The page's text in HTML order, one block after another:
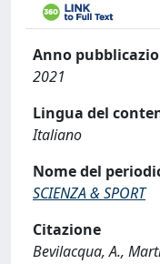
Anno
2021
Lingua del
Italiano
Nome del
SCIENZA & SPORT
Citazione
Bevilacqua, A.,